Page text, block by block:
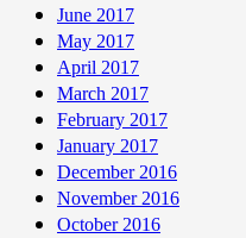
June 2017
May 2017
April 2017
March 2017
February 2017
January 2017
December 2016
November 2016
October 2016